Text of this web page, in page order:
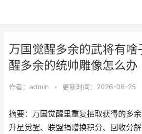
万国觉醒多余的武将有啥
醒多余的统帅雕像怎么办
作者： admin • 更新时间：2026-06-25
摘要：万国觉醒里重复抽取获得的多
升星觉醒、联盟捐赠换积分、回收分